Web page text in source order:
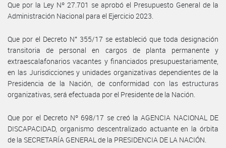
Que por la Ley Nº 27.701 se aprobó el Presupuesto General de la
Administración Nacional para el Ejercicio 2023.
Que por el Decreto N° 355/17 se estableció que toda designación
transitoria de personal en cargos de planta permanente y
extraescalafonarios vacantes y financiados presupuestariamente,
en las Jurisdicciones y unidades organizativas dependientes de la
Presidencia de la Nación, de conformidad con las estructuras
organizativas, será efectuada por el Presidente de la Nación.
Que por el Decreto Nº 698/17 se creó la AGENCIA NACIONAL DE
DISCAPACIDAD, organismo descentralizado actuante en la órbita
de la SECRETARÍA GENERAL de la PRESIDENCIA DE LA NACIÓN.